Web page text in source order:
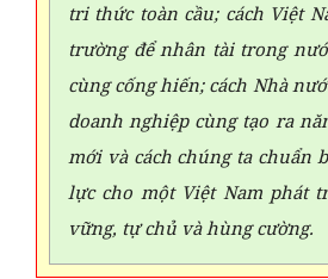
tri thức toàn cầu; cách Việt
trường để nhân tài trong
cùng cống hiến; cách Nhà
doanh nghiệp cùng tạo ra
mới và cách chúng ta chuẩn
lực cho một Việt Nam phát
vững, tự chủ và hùng cường.